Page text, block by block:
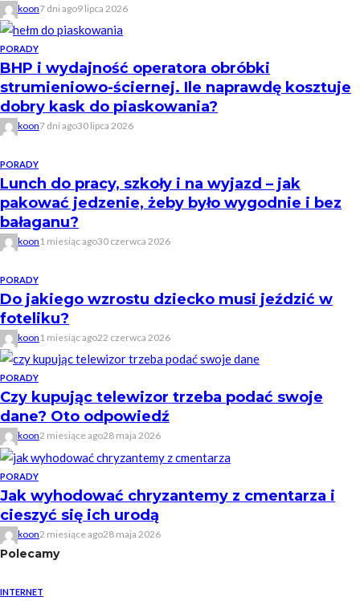
koon7 dni ago9 lipca 2026
PORADY
BHP i wydajność operatora obróbki
strumieniowo-ściernej. Ile naprawdę kosztuje
dobry kask do piaskowania?
koon7 dni ago30 lipca 2026
PORADY
Lunch do pracy, szkoły i na wyjazd – jak
pakować jedzenie, żeby było wygodnie i bez
bałaganu?
koon 1 miesiąc ago30 czerwca 2026
PORADY
Do jakiego wzrostu dziecko musi jeździć w
foteliku?
koon 1 miesiąc ago22 czerwca 2026
PORADY
Czy kupując telewizor trzeba podać swoje
dane? Oto odpowiedź
koon2 miesiące ago28 maja 2026
PORADY
Jak wyhodować chryzantemy z cmentarza i
cieszyć się ich urodą
koon2 miesiące ago28 maja 2026
Polecamy
INTERNET